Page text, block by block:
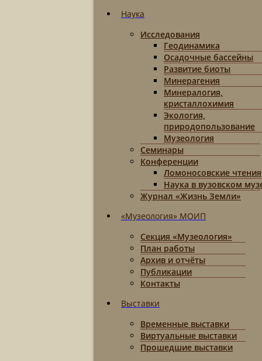
Наука
Исследования
Геодинамика
Осадочные бассейны
Развитие биоты
Минерагения
Минералогия,
кристаллохимия
Экология,
природопользование
Музеология
Семинары
Конференции
Ломоносовские чтения
Наука в вузовском
Журнал «Жизнь Земли»
«Музеология» МОИП
Секция «Музеология»
План работы
Архив и отчёты
Публикации
Контакты
Выставки
Временные выставки
Виртуальные выставки
Прошедшие выставки